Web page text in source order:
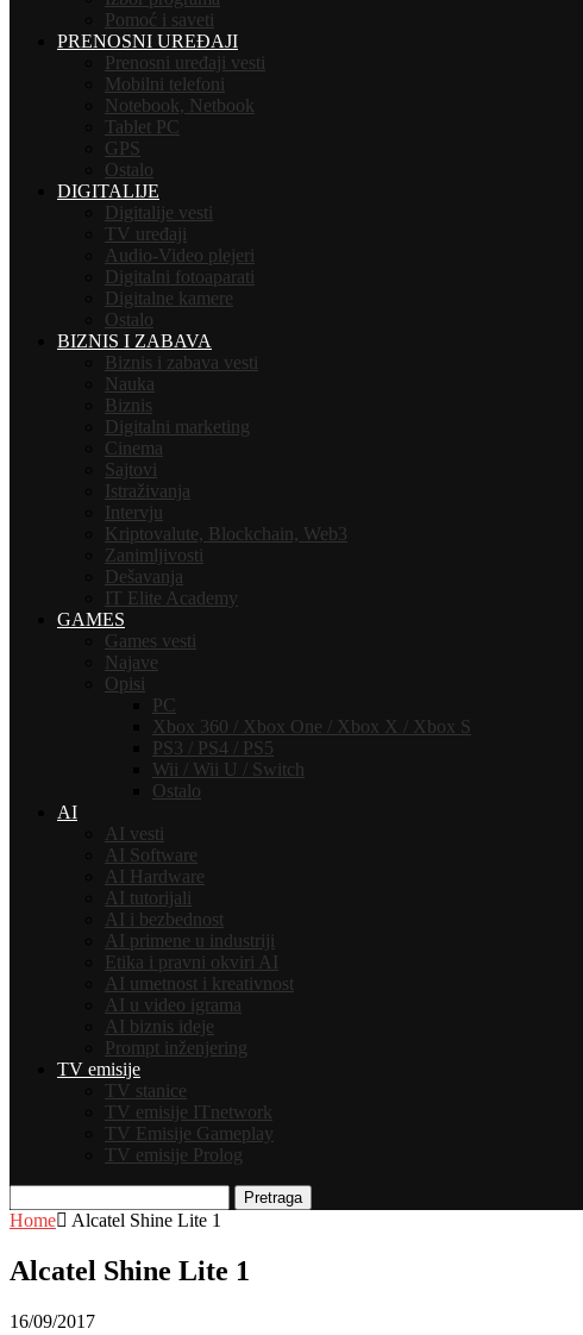
Pomoć i saveti
PRENOSNI UREĐAJI
Prenosni uređaji vesti
Mobilni telefoni
Notebook, Netbook
Tablet PC
GPS
Ostalo
DIGITALIJE
Digitalije vesti
TV uređaji
Audio-Video plejeri
Digitalni fotoaparati
Digitalne kamere
Ostalo
BIZNIS I ZABAVA
Biznis i zabava vesti
Nauka
Biznis
Digitalni marketing
Cinema
Sajtovi
Istraživanja
Intervju
Kriptovalute, Blockchain, Web3
Zanimljivosti
Dešavanja
IT Elite Academy
GAMES
Games vesti
Najave
Opisi
PC
Xbox 360 / Xbox One / Xbox X / Xbox S
PS3 / PS4 / PS5
Wii / Wii U / Switch
Ostalo
AI
AI vesti
AI Software
AI Hardware
AI tutorijali
AI i bezbednost
AI primene u industriji
Etika i pravni okviri AI
AI umetnost i kreativnost
AI u video igrama
AI biznis ideje
Prompt inženjering
TV emisije
TV stanice
TV emisije ITnetwork
TV Emisije Gameplay
TV emisije Prolog
Pretraga
Home Alcatel Shine Lite 1
Alcatel Shine Lite 1
16/09/2017